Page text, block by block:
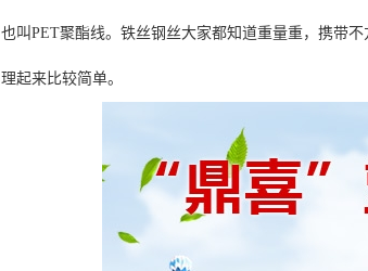
也叫PET聚酯线。铁丝钢丝大家都知道重量重，携带
理起来比较简单。